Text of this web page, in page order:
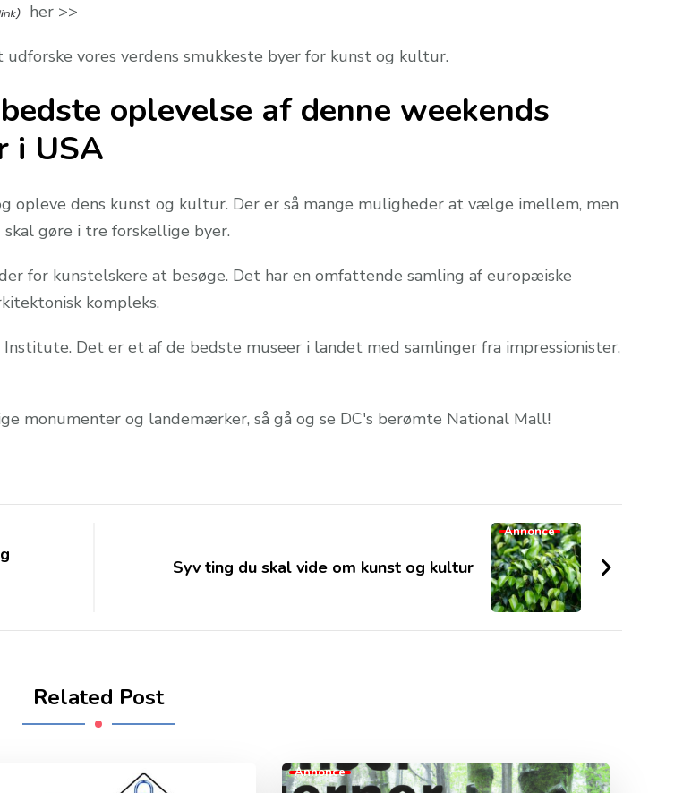
her >>
vores verdens smukkeste byer for kunst og kultur.
oplevelse af denne weekends
i USA
opleve dens kunst og kultur. Der er så mange muligheder at vælge imellem, men
gøre i tre forskellige byer.
for kunstelskere at besøge. Det har en omfattende samling af europæiske
kompleks.
Det er et af de bedste museer i landet med samlinger fra impressionister,
monumenter og landemærker, så gå og se DC's berømte National Mall!
Annonce
Syv ting du skal vide om kunst og kultur
Related Post
Annonce